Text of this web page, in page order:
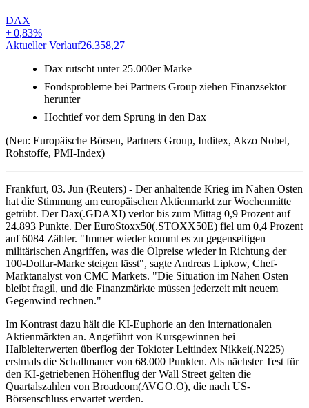
DAX
+0,83%
Aktueller Verlauf26.358,27
Dax rutscht unter 25.000er Marke
Fondsprobleme bei Partners Group ziehen Finanzsektor
herunter
Hochtief vor dem Sprung in den Dax
(Neu: Europäische Börsen, Partners Group, Inditex, Akzo Nobel,
Rohstoffe, PMI-Index)
Frankfurt, 03. Jun (Reuters) - Der anhaltende Krieg im Nahen Osten
hat die Stimmung am europäischen Aktienmarkt zur Wochenmitte
getrübt. Der Dax(.GDAXI) verlor bis zum Mittag 0,9 Prozent auf
24.893 Punkte. Der EuroStoxx50(.STOXX50E) fiel um 0,4 Prozent
auf 6084 Zähler. "Immer wieder kommt es zu gegenseitigen
militärischen Angriffen, was die Ölpreise wieder in Richtung der
100-Dollar-Marke steigen lässt", sagte Andreas Lipkow, Chef-
Marktanalyst von CMC Markets. "Die Situation im Nahen Osten
bleibt fragil, und die Finanzmärkte müssen jederzeit mit neuem
Gegenwind rechnen."
Im Kontrast dazu hält die KI-Euphorie an den internationalen
Aktienmärkten an. Angeführt von Kursgewinnen bei
Halbleiterwerten überflog der Tokioter Leitindex Nikkei(.N225)
erstmals die Schallmauer von 68.000 Punkten. Als nächster Test für
den KI-getriebenen Höhenflug der Wall Street gelten die
Quartalszahlen von Broadcom(AVGO.O), die nach US-
Börsenschluss erwartet werden.